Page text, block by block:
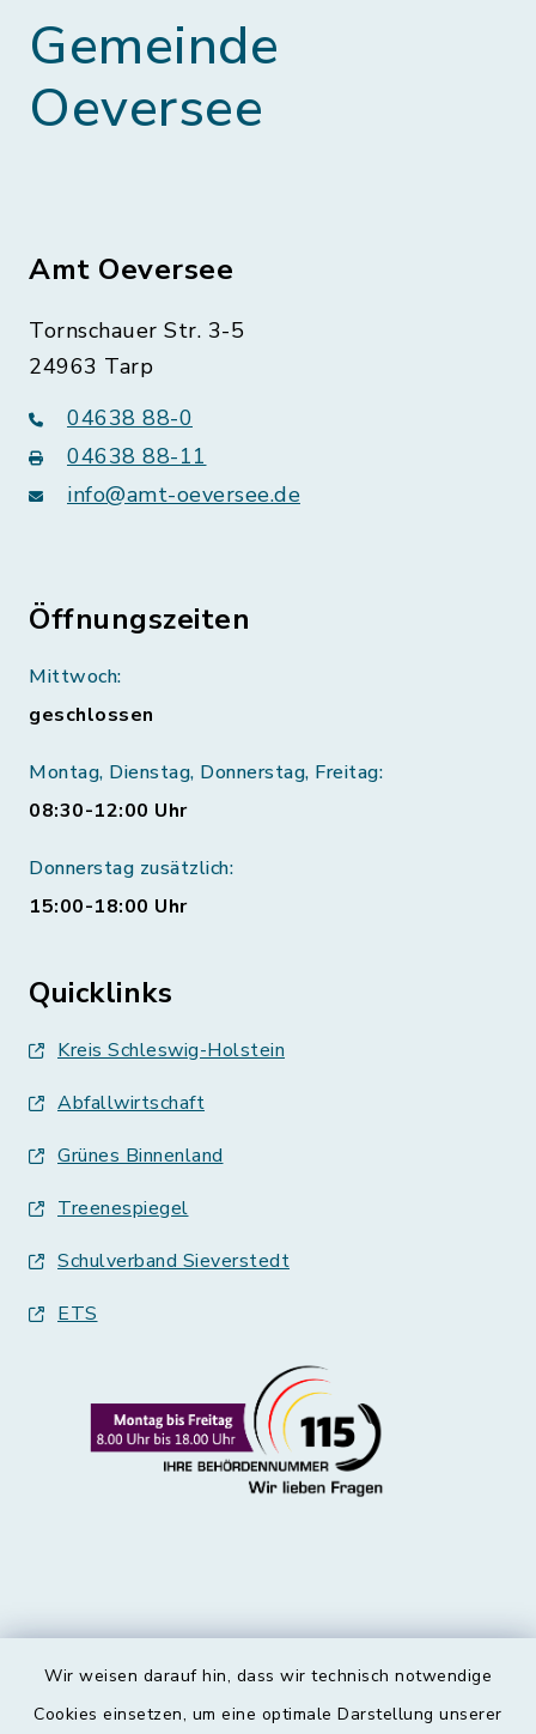
Wir weisen darauf hin, dass wir technisch notwendige
Cookies einsetzen, um eine optimale Darstellung unserer
Gemeinde
Oeversee
Amt Oeversee
Tornschauer Str. 3-5
24963 Tarp
04638 88-0
04638 88-11
info@amt-oeversee.de
Öffnungszeiten
Mittwoch:
geschlossen
Montag, Dienstag, Donnerstag, Freitag:
08:30-12:00 Uhr
Donnerstag zusätzlich:
15:00-18:00 Uhr
Quicklinks
Kreis Schleswig-Holstein
Abfallwirtschaft
Grünes Binnenland
Treenespiegel
Schulverband Sieverstedt
ETS
Kontakt